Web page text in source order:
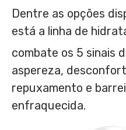
Dentre as opções
está a linha de
combate os 5 sinais
aspereza,
repuxamento e
enfraquecida.